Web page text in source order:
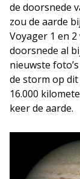
de doorsnede
zou de aarde
Voyager 1 en
doorsnede al
nieuwste
de storm op
16.000
keer de aarde.